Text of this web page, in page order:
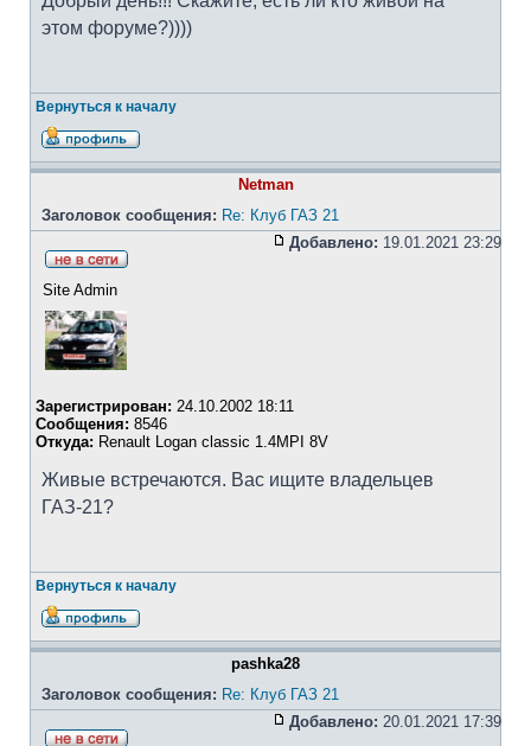
этом форуме?))))
Вернуться к началу
Netman
Заголовок сообщения: Re: Клуб ГАЗ 21
Добавлено: 19.01.2021 23:29
Site Admin
Зарегистрирован: 24.10.2002 18:11
Сообщения: 8546
Откуда: Renault Logan classic 1.4MPI 8V
Живые встречаются. Вас ищите владельцев
ГАЗ-21?
Вернуться к началу
pashka28
Заголовок сообщения: Re: Клуб ГАЗ 21
Добавлено: 20.01.2021 17:39